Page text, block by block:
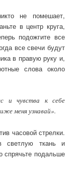
не помешает,
в центр круга,
подожгите все
все свечи будут
в правую руку и,
слова около
и чувства к себе
меня узнавай».
часовой стрелки.
светлую ткань и
спрячьте подальше